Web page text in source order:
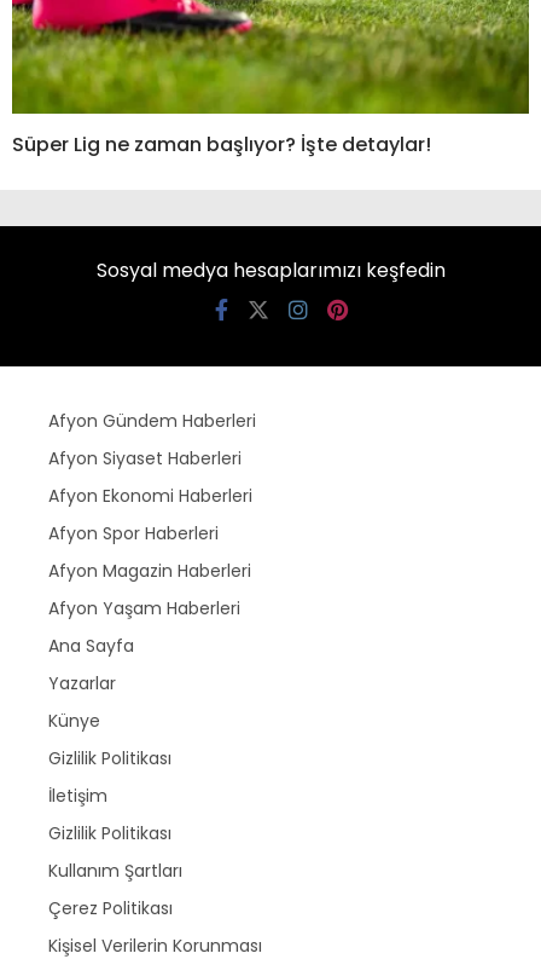
Süper Lig ne zaman başlıyor? İşte detaylar!
Sosyal medya hesaplarımızı keşfedin
Afyon Gündem Haberleri
Afyon Siyaset Haberleri
Afyon Ekonomi Haberleri
Afyon Spor Haberleri
Afyon Magazin Haberleri
Afyon Yaşam Haberleri
Ana Sayfa
Yazarlar
Künye
Gizlilik Politikası
İletişim
Gizlilik Politikası
Kullanım Şartları
Çerez Politikası
Kişisel Verilerin Korunması